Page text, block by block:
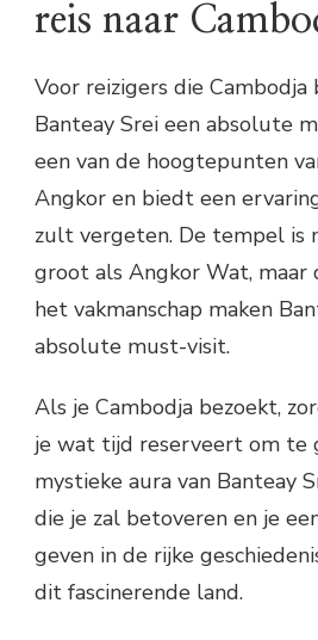
reis naar
Voor reizigers die Cambodja
Banteay Srei een absolute
een van de hoogtepunten
Angkor en biedt een
zult vergeten. De tempel is
groot als Angkor Wat, maar
het vakmanschap maken
absolute must-visit.
Als je Cambodja bezoekt,
je wat tijd reserveert om te
mystieke aura van Banteay
die je zal betoveren en je
geven in de rijke
dit fascinerende land.